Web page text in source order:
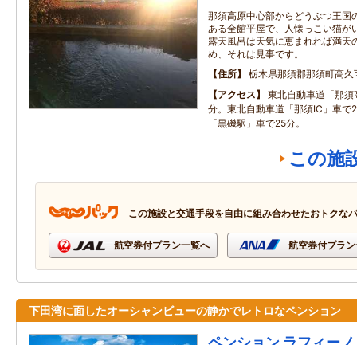
那須高原中心部からどうぶつ王国
ある全館平屋で、人懐っこい猫が
露天風呂は天気に恵まれれば満天
め、それは見事です。
住所
栃木県那須郡那須町高
アクセス
東北自動車道「那
分。東北自動車道「那須IC」車で
「黒磯駅」車で25分。
この施
この施設と交通手段を自由に組み合わせたおトクな
航空券付プラン一覧へ 航空券付プラ
下田湾に面したオーシャンビューの静かでレトロなペンション